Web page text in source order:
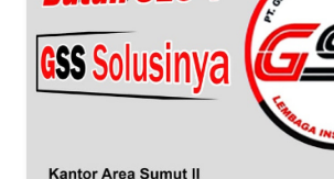
WN
PAPUA